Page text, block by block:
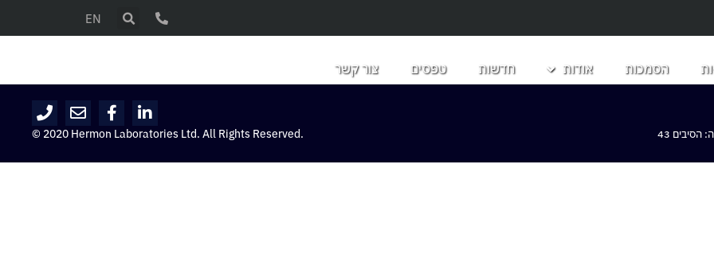
EN
הסמכות אודות חדשות טפסים צור קשר
43
© 2020 Hermon Laboratories Ltd. All Rights Reserved.